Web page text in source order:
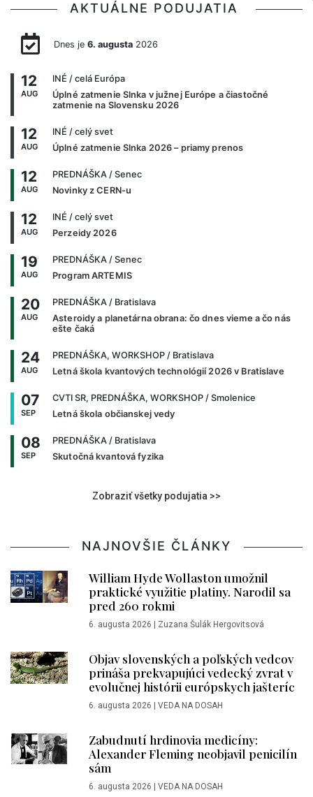
AKTUÁLNE PODUJATIA
Dnes je 6. augusta2026
12
AUG
INÉ / celá Európa
Úplné zatmenie Slnka v južnej Európe a čiastočné
zatmenie na Slovensku 2026
12
AUG
INÉ / celý svet
Úplné zatmenie Slnka 2026 – priamy prenos
12
AUG
PREDNÁŠKA / Senec
Novinky z CERN-u
12
AUG
INÉ / celý svet
Perzeidy 2026
19
AUG
PREDNÁŠKA / Senec
Program ARTEMIS
20
AUG
PREDNÁŠKA / Bratislava
Asteroidy a planetárna obrana: čo dnes vieme a čo nás
ešte čaká
24
AUG
PREDNÁŠKA, WORKSHOP / Bratislava
Letná škola kvantových technológií 2026 v Bratislave
07
SEP
CVTI SR, PREDNÁŠKA, WORKSHOP / Smolenice
Letná škola občianskej vedy
08
SEP
PREDNÁŠKA / Bratislava
Skutočná kvantová fyzika
Zobraziť všetky podujatia >>
NAJNOVŠIE ČLÁNKY
William Hyde Wollaston umožnil
praktické využitie platiny. Narodil sa
pred 260 rokmi
6. augusta 2026 Zuzana Šulák Hergovitsová
Objav slovenských a poľských vedcov
prináša prekvapujúci vedecký zvrat v
evolučnej histórii európskych jašteríc
6. augusta 2026 VEDA NA DOSAH
Zabudnutí hrdinovia medicíny:
Alexander Fleming neobjavil penicilín
sám
6. augusta 2026 VEDA NA DOSAH